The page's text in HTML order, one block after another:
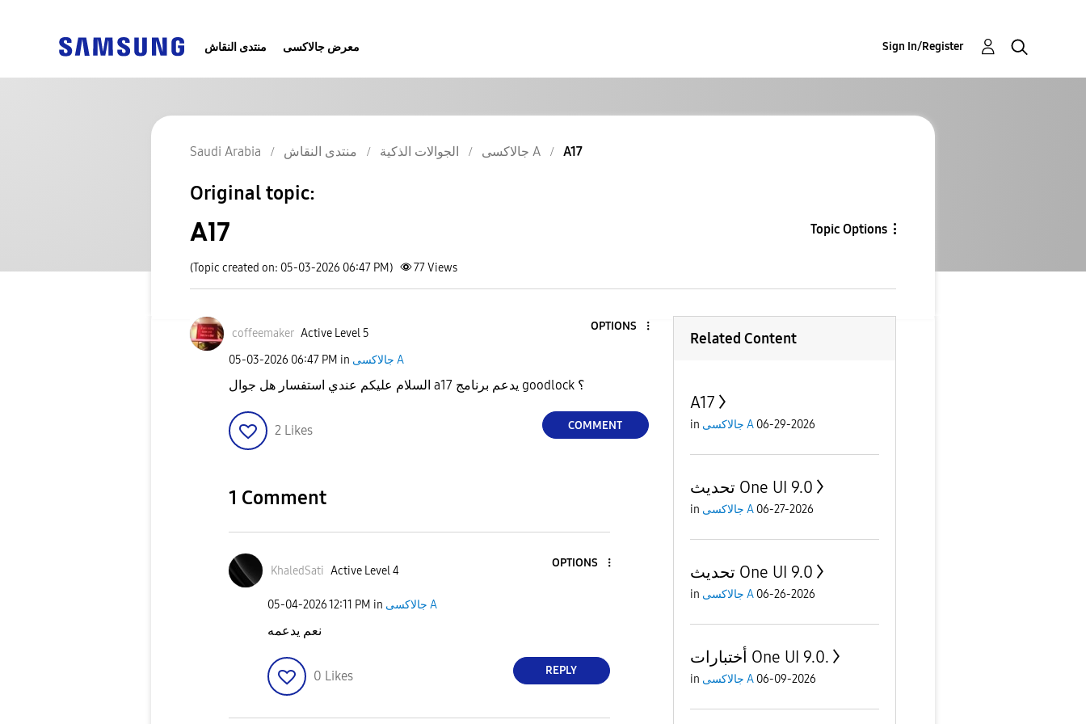
منتدى النقاش معرض جالاكسى Sign In/Register
Saudi Arabia منتدى النقاش الجوالات الذكية جالاكسى A A17
Original topic:
A17 Topic Options
(Topic created on: 05-03-2026 06:47 PM) 77Views
coffeemaker Active Level 5
OPTIONS
‎05-03-2026 06:47 PM in جالاكسى A
السلام عليكم عندي استفسار هل جوال a17 يدعم برنامج goodlock ؟
2 Likes COMMENT
1 Comment
KhaledSati Active Level 4
OPTIONS
‎05-04-202612:11 PM in جالاكسى A
نعم يدعمه
0 Likes REPLY
Related Content
A17
in جالاكسى A 06-29-2026
تحديث One UI 9.0
in جالاكسى A 06-27-2026
تحديث One UI 9.0
in جالاكسى A 06-26-2026
أختبارات One UI 9.0.
in جالاكسى A 06-09-2026